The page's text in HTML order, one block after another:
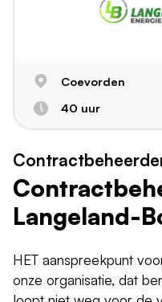
Coevorden
40 uur
Langeland-
HET aanspreekpunt
onze organisatie, dat